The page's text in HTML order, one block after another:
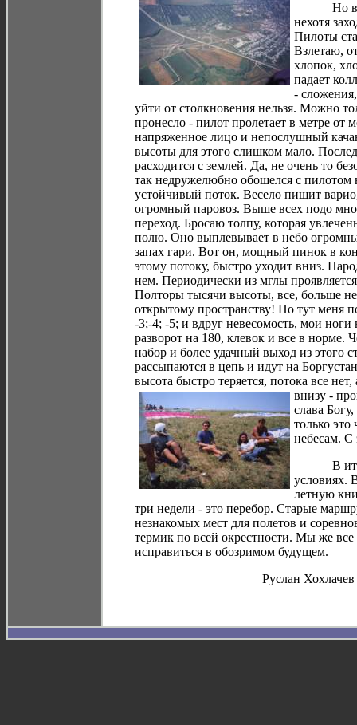
Но вот и
нехотя
Пилоты
Взлетаю,
хлопок,
падает
-
уйти от столкновения нельзя. Можно
пронесло - пилот пролетает в метре от
напряженное лицо и непослушный
высоты для этого слишком мало.
расходится с землей. Да, не очень то
так недружелюбно обошелся с пилотом
устойчивый поток. Весело пищит
огромный паровоз. Выше всех подо
переход. Бросаю толпу, которая
полю. Оно выплевывает в небо
запах гари. Вот он, мощный пинок в
этому потоку, быстро уходит вниз.
нем. Периодически из мглы
Полторы тысячи высоты, все, больше
открытому пространству! Но тут меня
-3;-4; -5; и вдруг невесомость, мои
разворот на 180, клевок и все в
набор и более удачный выход из этого
рассыпаются в цепь и идут на
высота быстро теряется, потока все
внизу -
слава
только
небесам. С
В итоге
условиях.
летную
три недели - это перебор. Старые
незнакомых мест для полетов и
термик по всей окрестности. Мы же
исправиться в обозримом будущем.
Руслан Хохлачев